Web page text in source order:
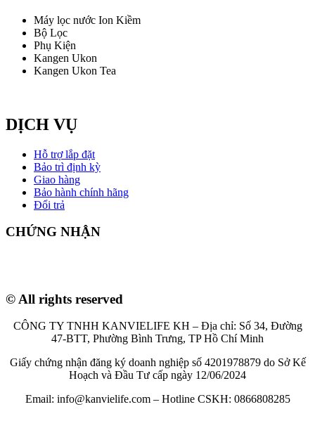
Máy lọc nước Ion Kiềm
Bộ Lọc
Phụ Kiện
Kangen Ukon
Kangen Ukon Tea
DỊCH VỤ
Hỗ trợ lắp đặt
Bảo trì định kỳ
Giao hàng
Bảo hành chính hãng
Đổi trả
CHỨNG NHẬN
© All rights reserved
CÔNG TY TNHH KANVIELIFE KH – Địa chỉ: Số 34, Đường
47-BTT, Phường Bình Trưng, TP Hồ Chí Minh
Giấy chứng nhận đăng ký doanh nghiệp số 4201978879 do Sở Kế
Hoạch và Đầu Tư cấp ngày 12/06/2024
Email: info@kanvielife.com – Hotline CSKH: 0866808285